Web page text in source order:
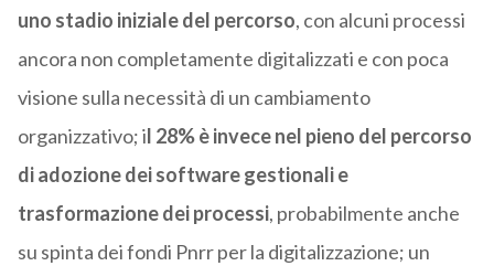
uno stadio iniziale del percorso, con alcuni processi
ancora non completamente digitalizzati e con poca
visione sulla necessità di un cambiamento
organizzativo; il 28% è invece nel pieno del percorso
diadozione dei software gestionali e
trasformazione dei processi, probabilmente anche
su spinta dei fondi Pnrr per la digitalizzazione; un